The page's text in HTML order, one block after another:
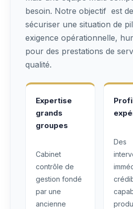
besoin. Notre objectif est
sécuriser une situation de
exigence opérationnelle,
pour des prestations de
qualité.
Expertise
grands
groupes
Cabinet
contrôle de
gestion fondé
par une
ancienne
Des